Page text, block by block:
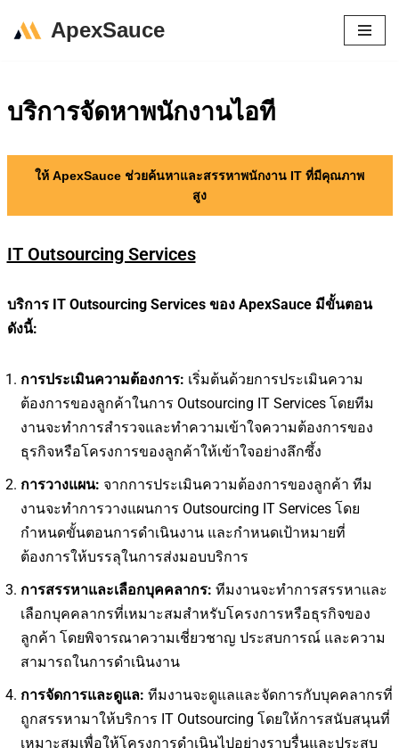
content
ApexSauce
บริการจัดหาพนักงานไอที
ให้ ApexSauce ช่วยค้นหาและสรรหาพนักงาน IT ที่มีคุณภาพ
สูง
IT Outsourcing Services
บริการ IT Outsourcing Services ของ ApexSauce มีขั้นตอน
ดังนี้:
การประเมินความต้องการ: เริ่มต้นด้วยการประเมินความ
ต้องการของลูกค้าในการ Outsourcing IT Services โดยทีม
งานจะทำการสำรวจและทำความเข้าใจความต้องการของ
ธุรกิจหรือโครงการของลูกค้าให้เข้าใจอย่างลึกซึ้ง
การวางแผน: จากการประเมินความต้องการของลูกค้า ทีม
งานจะทำการวางแผนการ Outsourcing IT Services โดย
กำหนดขั้นตอนการดำเนินงาน และกำหนดเป้าหมายที่
ต้องการให้บรรลุในการส่งมอบบริการ
การสรรหาและเลือกบุคคลากร: ทีมงานจะทำการสรรหาและ
เลือกบุคคลากรที่เหมาะสมสำหรับโครงการหรือธุรกิจของ
ลูกค้า โดยพิจารณาความเชี่ยวชาญ ประสบการณ์ และความ
สามารถในการดำเนินงาน
การจัดการและดูแล: ทีมงานจะดูแลและจัดการกับบุคคลากรที่
ถูกสรรหามาให้บริการ IT Outsourcing โดยให้การสนับสนุนที่
เหมาะสมเพื่อให้โครงการดำเนินไปอย่างราบรื่นและประสบ